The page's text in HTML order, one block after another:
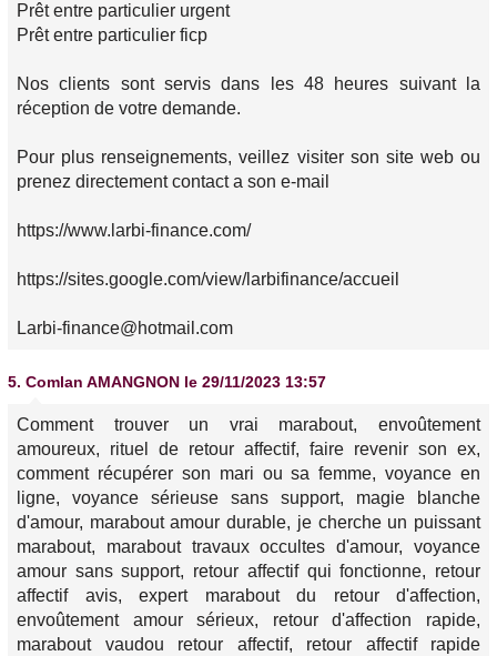
Prêt entre particulier urgent
Prêt entre particulier ficp
Nos clients sont servis dans les 48 heures suivant la
réception de votre demande.
Pour plus renseignements, veillez visiter son site web ou
prenez directement contact a son e-mail
https://www.larbi-finance.com/
https://sites.google.com/view/larbifinance/accueil
Larbi-finance@hotmail.com
5. Comlan AMANGNON le 29/11/2023 13:57
Comment trouver un vrai marabout, envoûtement
amoureux, rituel de retour affectif, faire revenir son ex,
comment récupérer son mari ou sa femme, voyance en
ligne, voyance sérieuse sans support, magie blanche
d'amour, marabout amour durable, je cherche un puissant
marabout, marabout travaux occultes d'amour, voyance
amour sans support, retour affectif qui fonctionne, retour
affectif avis, expert marabout du retour d'affection,
envoûtement amour sérieux, retour d'affection rapide,
marabout vaudou retour affectif, retour affectif rapide